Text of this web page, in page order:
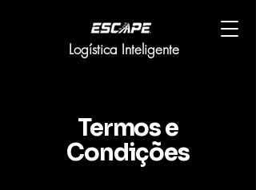
Logística Inteligente
Termos e
Condições